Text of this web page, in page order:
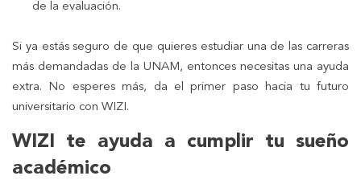
de la evaluación.
Si ya estás seguro de que quieres estudiar una de las carreras
más demandadas de la UNAM, entonces necesitas una ayuda
extra. No esperes más, da el primer paso hacia tu futuro
universitario con WIZI.
WIZI te ayuda a cumplir tu sueño
académico